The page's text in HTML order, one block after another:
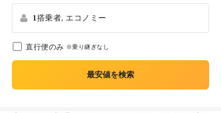
1搭乗者, エコノミー
直行便のみ ※乗り継ぎなし
最安値を検索